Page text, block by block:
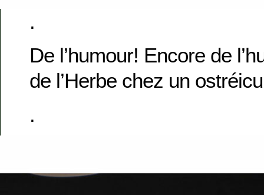
.
De l’humour! Encore de
de l’Herbe chez un
.